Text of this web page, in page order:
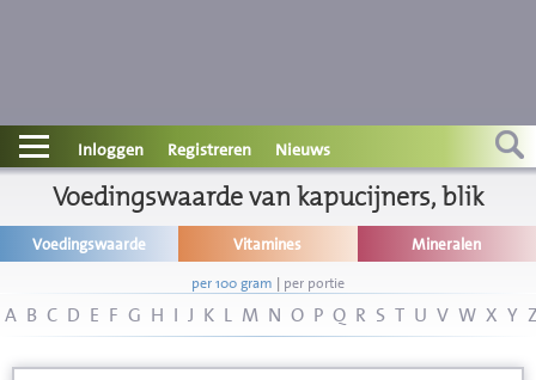
Contact
Informatie
Disclaimer
Inloggen Registreren Nieuws
Voedingswaarde van kapucijners, blik
Voedingswaarde Vitamines Mineralen
per 100 gram | per portie
A B C D E F G H I J K L M N O P Q R S T U V W X Y